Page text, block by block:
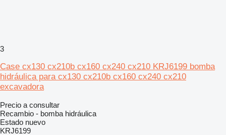
3
Case cx130 cx210b cx160 cx240 cx210 KRJ6199 bomba
hidráulica para cx130 cx210b cx160 cx240 cx210
excavadora
Precio a consultar
Recambio - bomba hidráulica
Estado nuevo
KRJ6199